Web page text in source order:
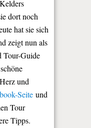
dort noch
hat sie sich
zeigt nun als
Tour-Guide
und
Seite und
Tour
Tipps.